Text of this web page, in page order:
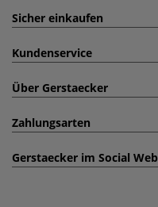
Sicher einkaufen
Kundenservice
Über Gerstaecker
Zahlungsarten
Gerstaecker im Social Web